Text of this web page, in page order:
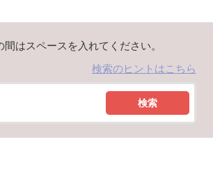
はスペースを入れてください。
検索のヒントはこちら
検索